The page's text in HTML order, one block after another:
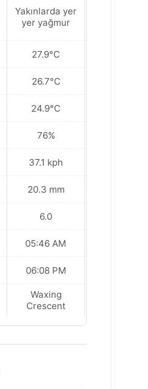
Yakınlarda yer
yer yağmur
27.9°C
26.7°C
24.9°C
76%
37.1 kph
20.3 mm
6.0
05:46 AM
06:08 PM
Waxing
Crescent